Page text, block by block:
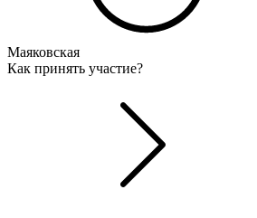
Маяковская
Как принять участие?